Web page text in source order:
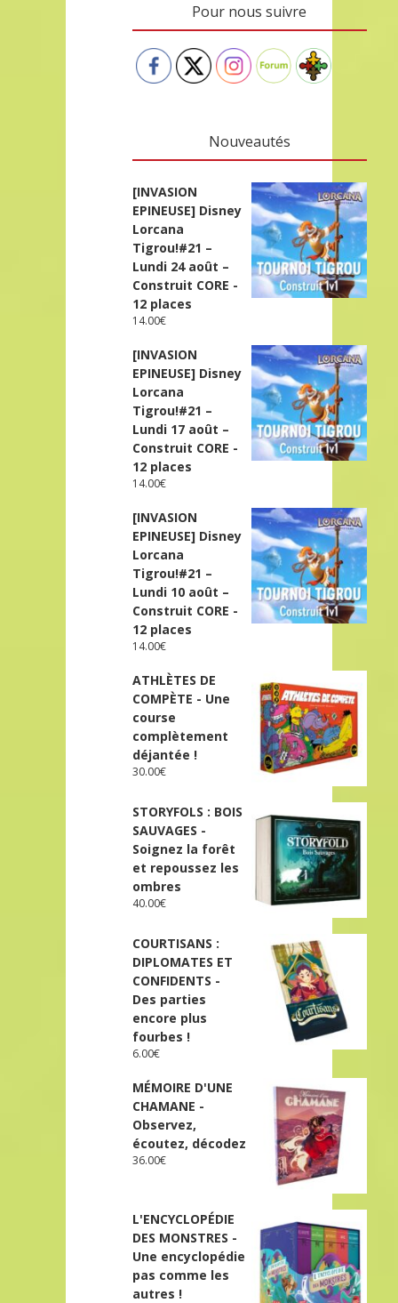
Pour nous suivre
Nouveautés
[INVASION
EPINEUSE] Disney
Lorcana
Tigrou!#21 –
Lundi 24 août –
Construit CORE -
12 places
14.00€
[INVASION
EPINEUSE] Disney
Lorcana
Tigrou!#21 –
Lundi 17 août –
Construit CORE -
12 places
14.00€
[INVASION
EPINEUSE] Disney
Lorcana
Tigrou!#21 –
Lundi 10 août –
Construit CORE -
12 places
14.00€
ATHLÈTES DE
COMPÈTE - Une
course
complètement
déjantée !
30.00€
STORYFOLS : BOIS
SAUVAGES -
Soignez la forêt
et repoussez les
ombres
40.00€
COURTISANS :
DIPLOMATES ET
CONFIDENTS -
Des parties
encore plus
fourbes !
6.00€
MÉMOIRE D'UNE
CHAMANE -
Observez,
écoutez, décodez
36.00€
L'ENCYCLOPÉDIE
DES MONSTRES -
Une encyclopédie
pas comme les
autres !